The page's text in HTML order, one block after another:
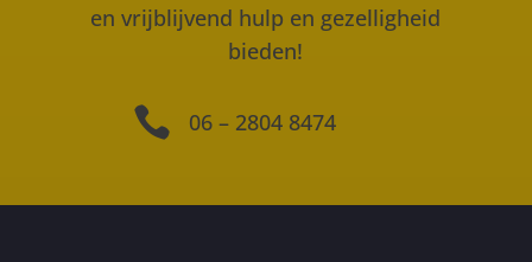
en vrijblijvend hulp en gezelligheid
bieden!
 06 – 2804 8474